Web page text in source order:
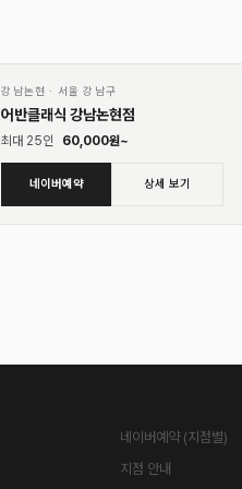
01
강남논현 · 서울 강남구
어반클래식 강남논현점
최대 25인 60,000원~
네이버예약 상세 보기
네이버예약 (지점별)
지점 안내